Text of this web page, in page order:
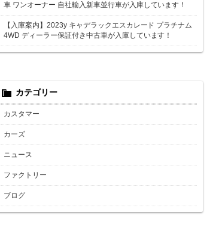
車 ワンオーナー 自社輸入新車並行車が入庫しています！
【入庫案内】2023y キャデラックエスカレード プラチナム
4WD ディーラー保証付き中古車が入庫しています！
カテゴリー
カスタマー
カーズ
ニュース
ファクトリー
ブログ